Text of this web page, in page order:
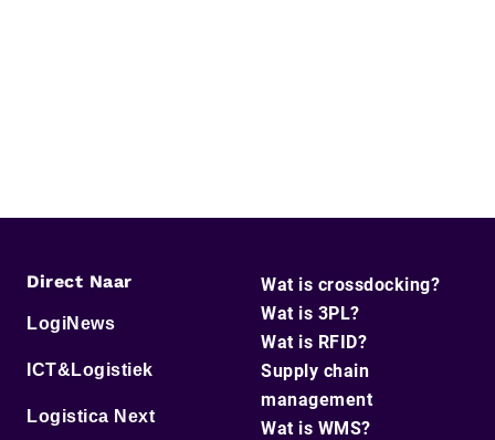
Direct Naar
LogiNews
ICT&Logistiek
Logistica Next
Wat is crossdocking?
Wat is 3PL?
Wat is RFID?
Supply chain
management
Wat is WMS?